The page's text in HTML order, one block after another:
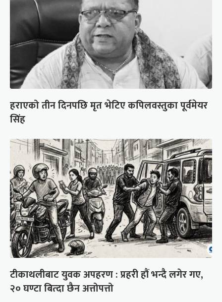
हराएको तीन दिनपछि मृत भेटिए कपिलवस्तुका पूर्वमेयर
सिंह
टीकाथलीबाट युवक अपहरण : प्रहरी हौं भन्दै लगेर गए,
२० घण्टा बित्दा छैन अत्तोपत्तो